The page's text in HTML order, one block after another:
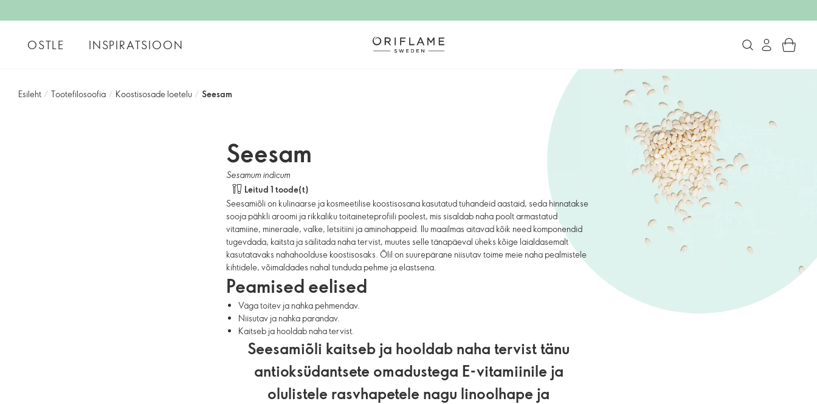
OSTLE INSPIRATSIOON
Esileht / Tootefilosoofia / Koostisosade loetelu / Seesam
Seesam
Sesamum indicum
Leitud 1 toode(t)
Seesamiõli on kulinaarse ja kosmeetilise koostisosana kasutatud tuhandeid aastaid, seda hinnatakse
sooja pähkli aroomi ja rikkaliku toitaineteprofiili poolest, mis sisaldab naha poolt armastatud
vitamiine, mineraale, valke, letsitiini ja aminohappeid. Ilu maailmas aitavad kõik need komponendid
tugevdada, kaitsta ja säilitada naha tervist, muutes selle tänapäeval üheks kõige laialdasemalt
kasutatavaks nahahoolduse koostisosaks. Õlil on suurepärane niisutav toime meie naha pealmistele
kihtidele, võimaldades nahal tunduda pehme ja elastsena.
Peamised eelised
Väga toitev ja nahka pehmendav.
Niisutav ja nahka parandav.
Kaitseb ja hooldab naha tervist.
Seesamiõli kaitseb ja hooldab naha tervist tänu
antioksüdantsete omadustega E-vitamiinile ja
olulistele rasvhapetele nagu linoolhape ja